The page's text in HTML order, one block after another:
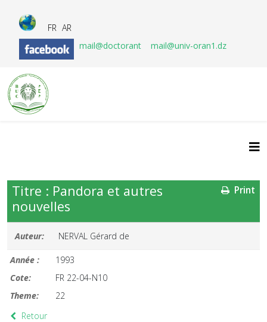
FR AR
mail@doctorant
mail@univ-oran1.dz
Print
Titre : Pandora et autres
nouvelles
Auteur: NERVAL Gérard de
Année :
1993
Cote:
FR 22-04-N10
Theme:
22
Retour